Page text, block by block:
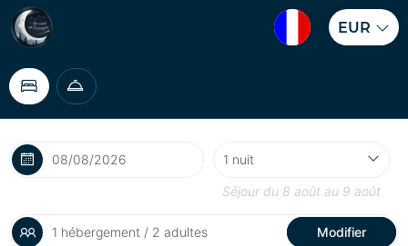
EUR
Séjour du 8 août au 9 août
1 hébergement / 2 adultes Modifier